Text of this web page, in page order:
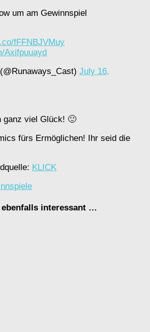
um am Gewinnspiel
fFFNBJVMuy
Axifpuuayd
July 16,
ganz viel Glück! 🙂
fürs Ermöglichen! Ihr seid die
KLICK
interessant …